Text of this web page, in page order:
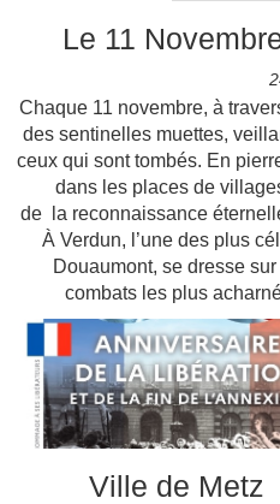
Le 11
Chaque 11 novembre, à
des sentinelles muettes,
ceux qui sont tombés. En
dans les places de
de la reconnaissance
À Verdun, l’une des plus
Douaumont, se dresse
combats les plus
Ville de Metz